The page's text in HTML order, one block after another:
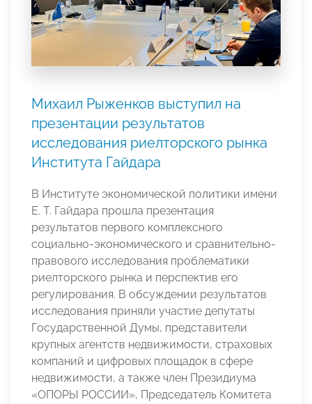
Михаил Рыженков выступил на
презентации результатов
исследования риелторского рынка
Института Гайдара
В Институте экономической политики имени
Е. Т. Гайдара прошла презентация
результатов первого комплексного
социально-экономического и сравнительно-
правового исследования проблематики
риелторского рынка и перспектив его
регулирования. В обсуждении результатов
исследования приняли участие депутаты
Государственной Думы, представители
крупных агентств недвижимости, страховых
компаний и цифровых площадок в сфере
недвижимости, а также член Президиума
«ОПОРЫ РОССИИ», Председатель Комитета